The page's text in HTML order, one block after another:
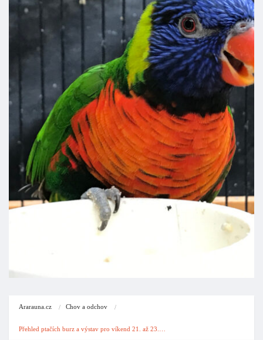
Ararauna.cz Chov a odchov
Přehled ptačích burz a výstav pro víkend 21. až 23.…